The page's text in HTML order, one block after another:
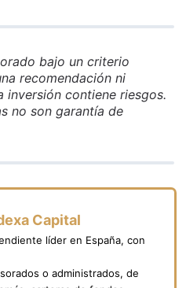
bajo un criterio
recomendación ni
inversión contiene riesgos.
no son garantía de
Capital
líder en España, con
o administrados, de